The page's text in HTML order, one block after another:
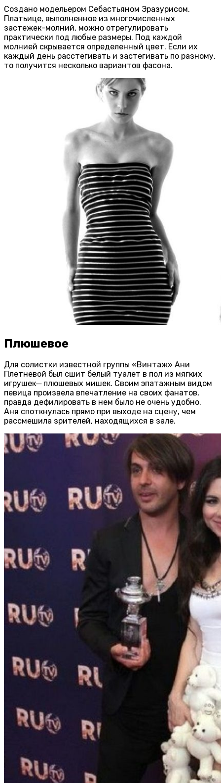
Создано модельером Себастьяном Эразурисом.
Платьице, выполненное из многочисленных
застежек-молний, можно отрегулировать
практически под любые размеры. Под каждой
молнией скрывается определенный цвет. Если их
каждый день расстегивать и застегивать по разному,
то получится несколько вариантов фасона.
Плюшевое
Для солистки известной группы «Винтаж» Ани
Плетневой был сшит белый туалет в пол из мягких
игрушек─ плюшевых мишек. Своим эпатажным видом
певица произвела впечатление на своих фанатов,
правда дефилировать в нем было не очень удобно.
Аня споткнулась прямо при выходе на сцену, чем
рассмешила зрителей, находящихся в зале.